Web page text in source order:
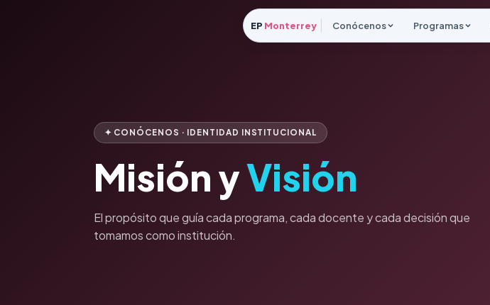
EP Monterrey Conócenos Programas
✦ CONÓCENOS · IDENTIDAD INSTITUCIONAL
Misión yVisión
El propósito que guía cada programa, cada docente y cada decisión que
tomamos como institución.